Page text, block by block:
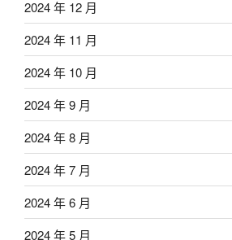
2024 年 12 月
2024 年 11 月
2024 年 10 月
2024 年 9 月
2024 年 8 月
2024 年 7 月
2024 年 6 月
2024 年 5 月